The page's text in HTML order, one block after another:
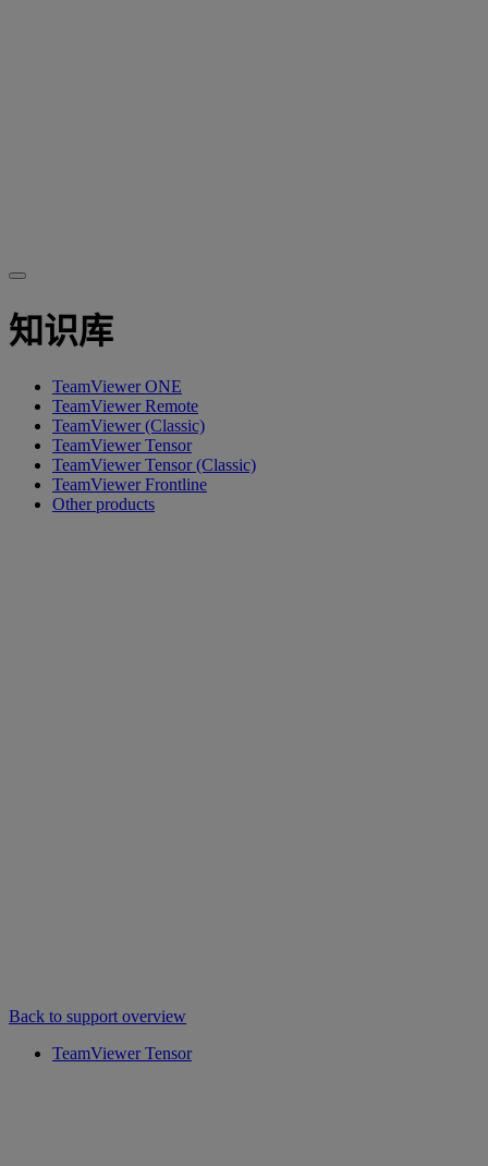
知识库
TeamViewer ONE
TeamViewer Remote
TeamViewer (Classic)
TeamViewer Tensor
TeamViewer Tensor (Classic)
TeamViewer Frontline
Other products
Back to support overview
TeamViewer Tensor